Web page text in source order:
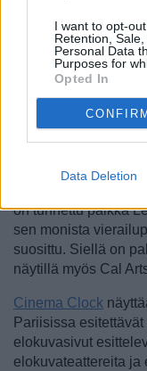
I want to opt-
Retention,
Personal Data
Purposes for
Opted In
Data Deletion
Le Champo[
kaupungin
pitkään näytetty
ja se on
on tunnettu paikka
sen monista
suosittu. Siellä on
näytillä myös Cal
Cinema Clock
Pariisissa
elokuvasivut
elokuvateattereita ja